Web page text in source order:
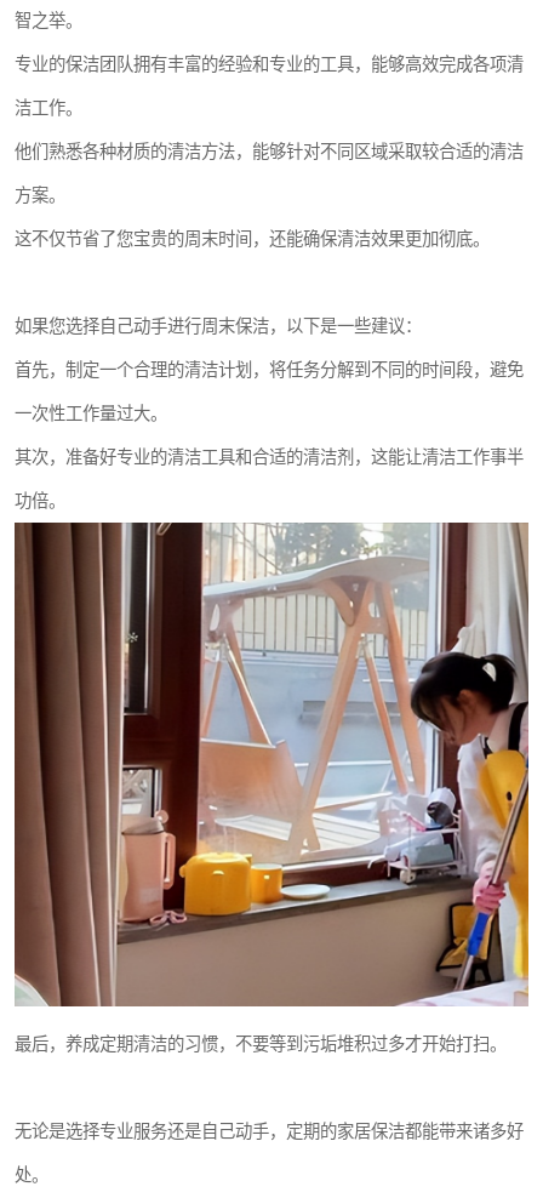
智之举。
专业的保洁团队拥有丰富的经验和专业的工具，能够高效完成各项清
洁工作。
他们熟悉各种材质的清洁方法，能够针对不同区域采取较合适的清洁
方案。
这不仅节省了您宝贵的周末时间，还能确保清洁效果更加彻底。
如果您选择自己动手进行周末保洁，以下是一些建议：
首先，制定一个合理的清洁计划，将任务分解到不同的时间段，避免
一次性工作量过大。
其次，准备好专业的清洁工具和合适的清洁剂，这能让清洁工作事半
功倍。
最后，养成定期清洁的习惯，不要等到污垢堆积过多才开始打扫。
无论是选择专业服务还是自己动手，定期的家居保洁都能带来诸多好
处。